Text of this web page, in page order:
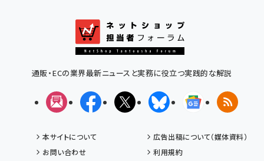
通販・ECの業界最新ニュースと実務に役立つ実践的な解説
メルマガFacebookX(エックス)BlueskyGoogleニュ
RSS
本サイトについて
広告出稿について（媒体資料）
お問い合わせ
利用規約